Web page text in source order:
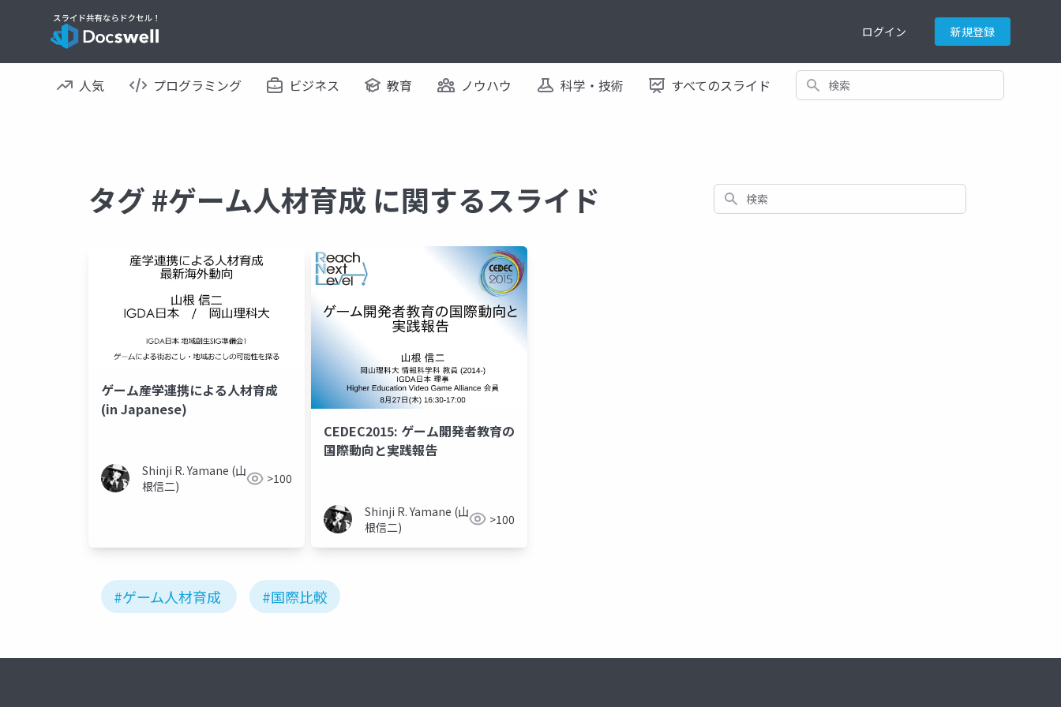
ログイン 新規登録
人気 プログラミング ビジネス 教育 ノウハウ 科学・技術 すべてのスライド 検索
タグ #ゲーム人材育成 に関するスライド 検索
ゲーム産学連携による人材育成
(in Japanese)
Shinji R. Yamane (山
根信二)
>100
CEDEC2015: ゲーム開発者教育の
国際動向と実践報告
Shinji R. Yamane (山
根信二)
>100
#ゲーム人材育成 #国際比較